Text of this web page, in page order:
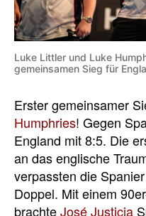
Luke Littler und Luke
gemeinsamen Sieg für
Erster gemeinsamer
Humphries! Gegen
England mit 8:5. Die
an das englische
verpassten die
Doppel. Mit einem
brachteJosé Justicia